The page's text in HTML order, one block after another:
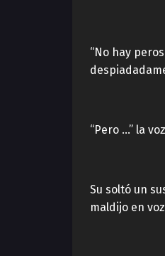
“No hay
“Pero …” la
Su soltó un
maldijo en